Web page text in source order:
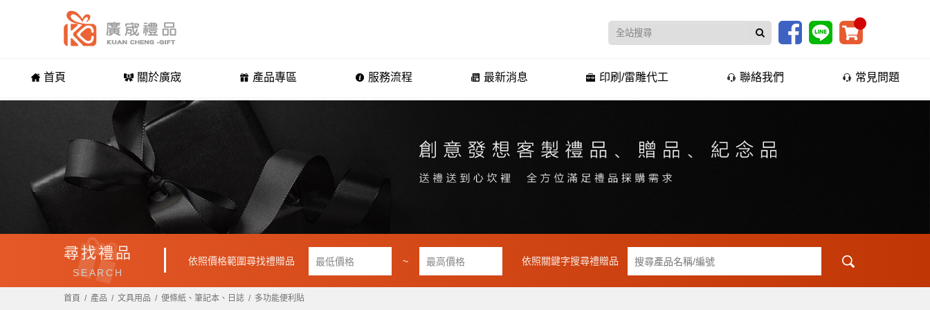
首頁 關於廣宬 產品專區 服務流程 最新消息 印刷/雷雕代工 聯絡我們 常見問題
尋找禮品
SEARCH
依照價格範圍尋找禮贈品 ~ 依照關鍵字搜尋禮贈品
首頁 產品 文具用品 便條紙、筆記本、日誌 多功能便利貼